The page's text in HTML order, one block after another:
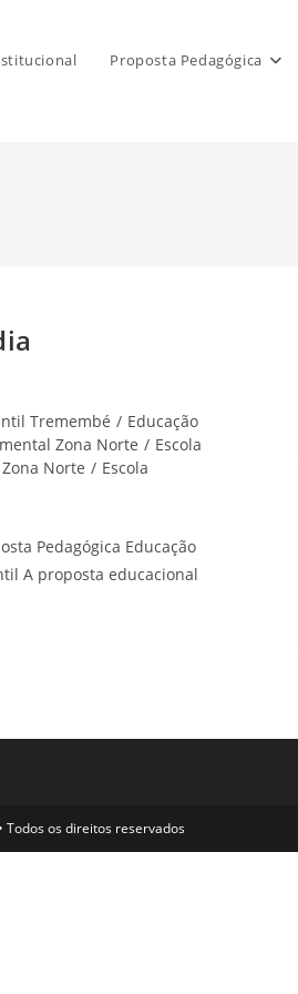
Proposta Pedagógica
Tremembé / Educação
Zona Norte / Escola
Norte / Escola
Pedagógica Educação
A proposta educacional
Todos os direitos reservados